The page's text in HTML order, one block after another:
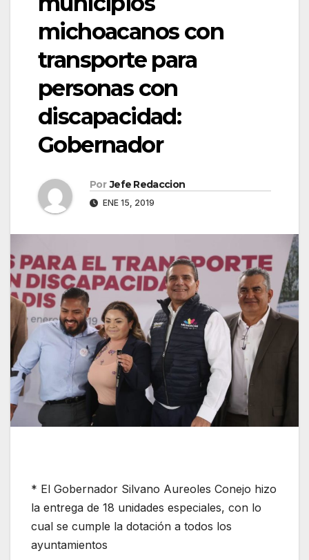
michoacanos con
transporte para
personas con
discapacidad:
Gobernador
Por Jefe Redaccion
ENE 15, 2019
* El Gobernador Silvano Aureoles Conejo hizo
la entrega de 18 unidades especiales, con lo
cual se cumple la dotación a todos los
ayuntamientos